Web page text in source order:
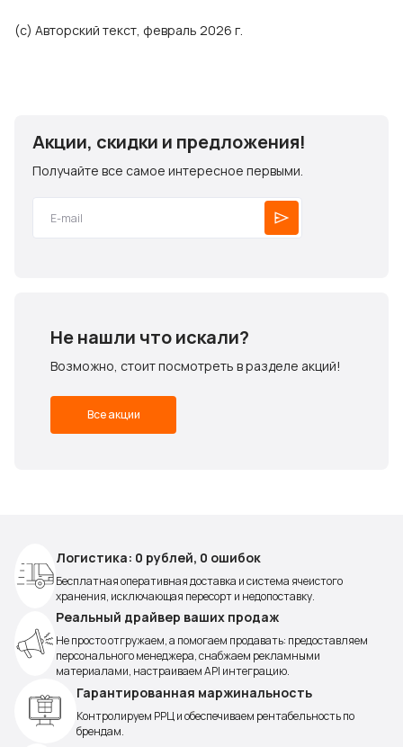
(с) Авторский текст, февраль 2026 г.
Акции, скидки и предложения!
Получайте все самое интересное первыми.
Не нашли что искали?
Возможно, стоит посмотреть в разделе акций!
Все акции
Логистика: 0 рублей, 0 ошибок
Бесплатная оперативная доставка и система ячеистого
хранения, исключающая пересорт и недопоставку.
Реальный драйвер ваших продаж
Не просто отгружаем, а помогаем продавать: предоставляем
персонального менеджера, снабжаем рекламными
материалами, настраиваем API интеграцию.
Гарантированная маржинальность
Контролируем РРЦ и обеспечиваем рентабельность по
брендам.